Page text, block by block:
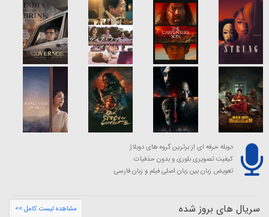
دوبله حرفه ای از برترین گروه های دوبلاژ
کیفیت تصویری بلوری و بدون حذفیات
تعویض زبان بین زبان اصلی فیلم و زبان فارسی
سریال های بروز شده مشاهده لیست کامل >>